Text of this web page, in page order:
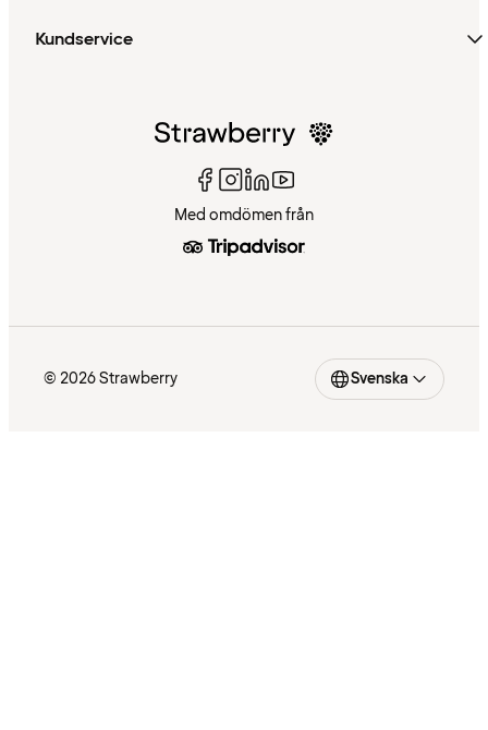
Kundservice
Med omdömen från
© 2026 Strawberry Svenska